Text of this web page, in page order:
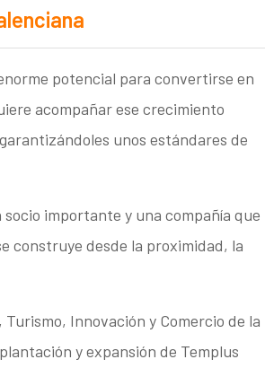
potencial para convertirse en
acompañar ese crecimiento
unos estándares de
socio importante y una compañía que
construye desde la proximidad, la
Innovación y Comercio de la
y expansión de Templus